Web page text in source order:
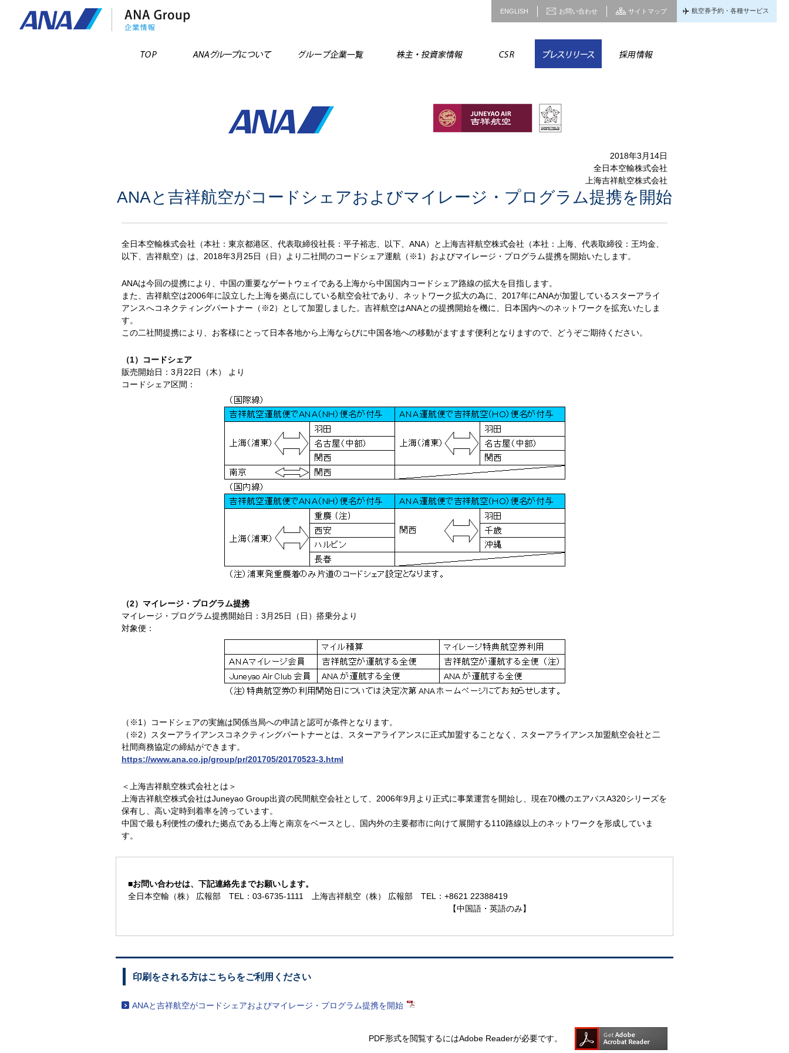
ENGLISH お問い合わせ サイトマップ 航空券予約・各種サービス
2018年3月14日
全日本空輸株式会社
上海吉祥航空株式会社
ANAと吉祥航空がコードシェアおよびマイレージ・プログラム提携を開始
全日本空輸株式会社（本社：東京都港区、代表取締役社長：平子裕志、以下、ANA）と上海吉祥航空株式会社（本社：上海、代表取締役：王均金、
以下、吉祥航空）は、2018年3月25日（日）より二社間のコードシェア運航（※1）およびマイレージ・プログラム提携を開始いたします。
ANAは今回の提携により、中国の重要なゲートウェイである上海から中国国内コードシェア路線の拡大を目指します。
また、吉祥航空は2006年に設立した上海を拠点にしている航空会社であり、ネットワーク拡大の為に、2017年にANAが加盟しているスターアライ
アンスへコネクティングパートナー（※2）として加盟しました。吉祥航空はANAとの提携開始を機に、日本国内へのネットワークを拡充いたしま
す。
この二社間提携により、お客様にとって日本各地から上海ならびに中国各地への移動がますます便利となりますので、どうぞご期待ください。
（1）コードシェア
販売開始日：3月22日（木） より
コードシェア区間：
（2）マイレージ・プログラム提携
マイレージ・プログラム提携開始日：3月25日（日）搭乗分より
対象便：
（※1）コードシェアの実施は関係当局への申請と認可が条件となります。
（※2）スターアライアンスコネクティングパートナーとは、スターアライアンスに正式加盟することなく、スターアライアンス加盟航空会社と二
社間商務協定の締結ができます。
https://www.ana.co.jp/group/pr/201705/20170523-3.html
＜上海吉祥航空株式会社とは＞
上海吉祥航空株式会社はJuneyao Group出資の民間航空会社として、2006年9月より正式に事業運営を開始し、現在70機のエアバスA320シリーズを
保有し、高い定時到着率を誇っています。
中国で最も利便性の優れた拠点である上海と南京をベースとし、国内外の主要都市に向けて展開する110路線以上のネットワークを形成していま
す。
■お問い合わせは、下記連絡先までお願いします。
全日本空輸（株） 広報部 TEL：03-6735-1111
上海吉祥航空（株） 広報部 TEL：+8621 22388419
【中国語・英語のみ】
印刷をされる方はこちらをご利用ください
ANAと吉祥航空がコードシェアおよびマイレージ・プログラム提携を開始
PDF形式を閲覧するにはAdobe Readerが必要です。